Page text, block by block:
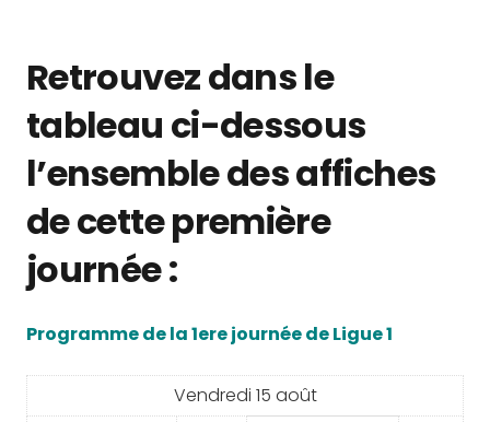
Retrouvez dans le
tableau ci-dessous
l’ensemble des affiches
de cette première
journée :
Programme de la 1ere journée de Ligue 1
Vendredi 15 août